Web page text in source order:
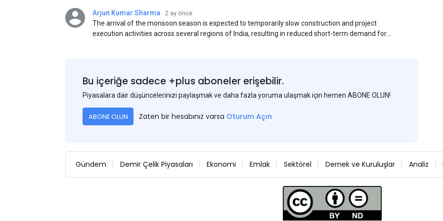
Arjun Kumar Sharma 2 ay önce
The arrival of the monsoon season is expected to temporarily slow construction and project
execution activities across several regions of India, resulting in reduced short-term demand for
Bu içeriğe sadece +plus aboneler erişebilir.
Piyasalara dair düşüncelerinizi paylaşmak ve daha fazla yoruma ulaşmak için hemen ABONE OLUN!
ABONE OLUN Zaten bir hesabınız varsa Oturum Açın
Gündem Demir Çelik Piyasaları Ekonomi Emlak Sektörel Dernek ve Kuruluşlar Analiz